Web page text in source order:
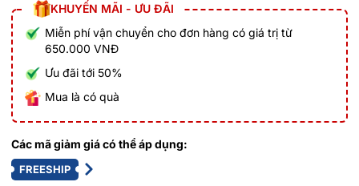
KHUYẾN MÃI - ƯU ĐÃI
Miễn phí vận chuyển cho đơn hàng có giá trị từ
650.000 VNĐ
Ưu đãi tới 50%
Mua là có quà
Các mã giảm giá có thể áp dụng:
FREESHIP